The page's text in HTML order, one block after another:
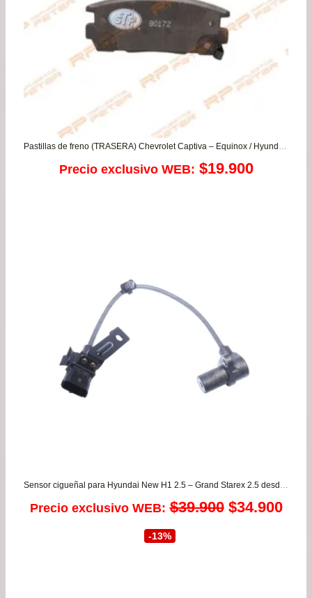
Precio exclusivo WEB: $19.900
Sensor cigueñal para Hyundai New H1 2.5 – Grand Starex 2.5 desde 2008 a 2020 ORIGINAL
Precio exclusivo WEB: $39.900 El
$34.900El
-13%